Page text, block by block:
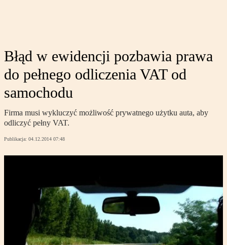
Błąd w ewidencji pozbawia prawa
do pełnego odliczenia VAT od
samochodu
Firma musi wykluczyć możliwość prywatnego użytku auta, aby
odliczyć pełny VAT.
Publikacja: 04.12.2014 07:48